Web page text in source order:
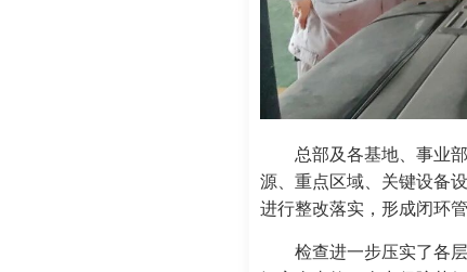
总部及各基地、事业
源、重点区域、关键设备
进行整改落实，形成闭环管
检查进一步压实了各